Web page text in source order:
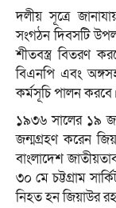
দলীয় সূত্রে
সংগঠন দিবসটি
শীতবস্ত্র বিতরণ
বিএনপি এবং
কর্মসূচি পালন করবে।
১৯৩৬ সালের ১৯
জন্মগ্রহণ করেন
বাংলাদেশ
৩০ মে চট্টগ্রাম
নিহত হন জিয়াউর